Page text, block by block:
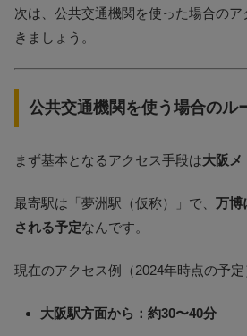
次は、公共交通機関を使った場合の
きましょう。
公共交通機関を使う場合のル
まず基本となるアクセス手段は大阪メ
最寄駅は「夢洲駅（仮称）」で、 万博
される予定なんです。
現在のアクセス例（2024年時点の予定
大阪駅方面から：約30〜40分